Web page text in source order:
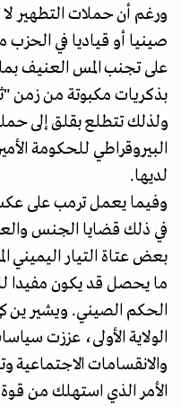
ورغم أن حملات التطهير
صينيا أو قياديا في
على تجنب المس العنيف
بذكريات مكبوتة من زمن
ولذلك تتطلع بقلق إلى
البيروقراطي للحكومة
لديها.
وفيما يعمل ترمب على
في ذلك قضايا الجنس
بعض عتاة التيار اليميني
ما يحصل قد يكون مفيدا
الحكم الصيني. ويشير ين
الولاية الأولى، عززت
والانقسامات
الأمر الذي استهلك من قوة